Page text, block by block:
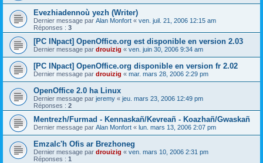
Evezhiadennoù yezh (Writer)
Dernier message par Alan Monfort « ven. juil. 21, 2006 12:15 am
Réponses : 3
[PC INpact] OpenOffice.org est disponible en version 2.03
Dernier message par drouizig « ven. juin 30, 2006 9:34 am
[PC INpact] OpenOffice.org disponible en version fr 2.02
Dernier message par drouizig « mar. mars 28, 2006 2:29 pm
OpenOffice 2.0 ha Linux
Dernier message par jeremy « jeu. mars 23, 2006 12:49 pm
Réponses : 2
Mentrezh/Furmad - Kennaskañ/Kevreañ - Koazhañ/Gwaskañ
Dernier message par Alan Monfort « lun. mars 13, 2006 2:07 pm
Emzalc'h Ofis ar Brezhoneg
Dernier message par drouizig « ven. mars 10, 2006 2:31 pm
Réponses : 1